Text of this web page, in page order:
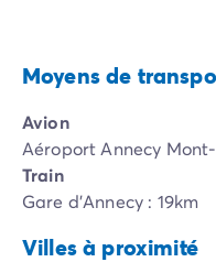
Moyens de
Avion
Aéroport Annecy
Train
Gare d'Annecy : 19km
Villes à proximité